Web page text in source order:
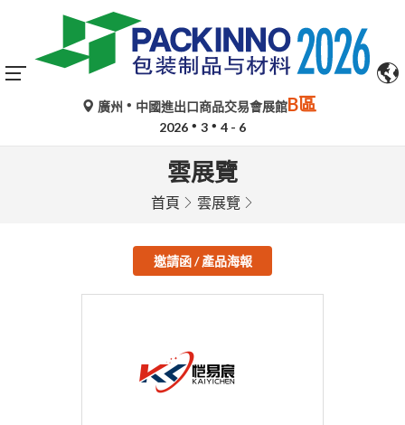
廣州 中國進出口商品交易會展館B區
2026 3 4 - 6
雲展覽
首頁 雲展覽
邀請函 / 產品海報